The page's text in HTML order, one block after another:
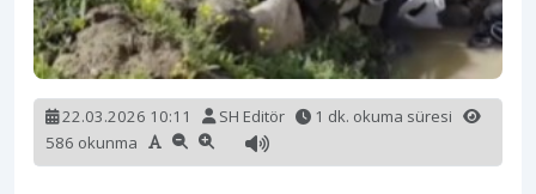
22.03.2026 10:11 SH Editör
1 dk. okuma süresi
586 okunma